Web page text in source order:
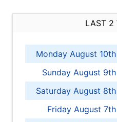
LAST 2
Monday August
Sunday August
Saturday August
Friday August